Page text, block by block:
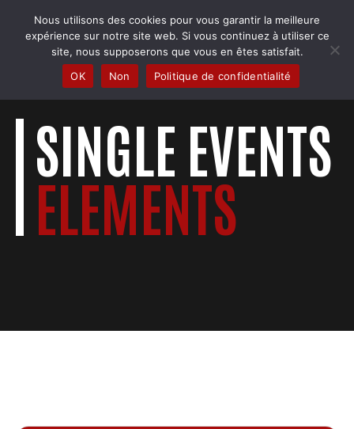
content
COBRA BADMINTON COLMAR
Club & école de badminton
SINGLE EVENTS
ELEMENTS
Nous utilisons des cookies pour vous garantir la meilleure
expérience sur notre site web. Si vous continuez à utiliser ce
site, nous supposerons que vous en êtes satisfait.
OK
Non Politique de confidentialité